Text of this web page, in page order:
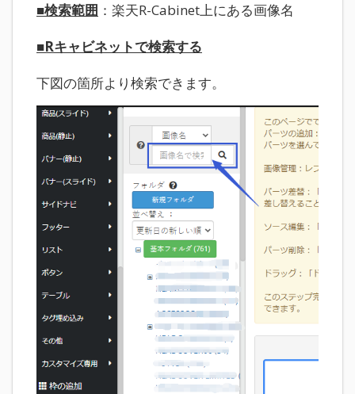
■検索範囲 ：楽天R-Cabinet上にある画像名
■Rキャビネットで検索する
下図の箇所より検索できます。